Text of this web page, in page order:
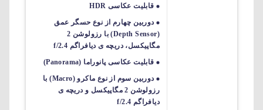
قابلیت عکاسی HDR
دوربین چهارم از نوع حسگر عمق
(Depth Sensor) با رزولوشن 2
مگاپیکسل، دریچه ی دیافراگم f/2.4
قابلیت عکاسی پانوراما (Panorama)
دوربین سوم از نوع ماکرو (Macro) با
رزولوشن 2 مگاپیکسل و دریچه ی
دیافراگم f/2.4